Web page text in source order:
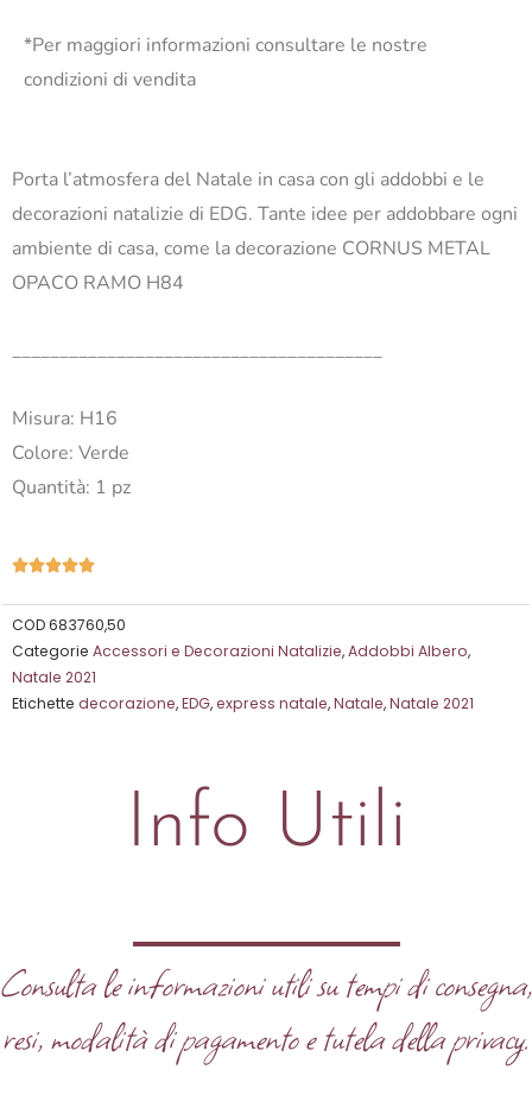
*Per maggiori informazioni consultare le nostre
condizioni di vendita
Porta l’atmosfera del Natale in casa con gli addobbi e le
decorazioni natalizie di EDG. Tante idee per addobbare ogni
ambiente di casa, come la decorazione CORNUS METAL
OPACO RAMO H84
_______________________________________
Misura: H16
Colore: Verde
Quantità: 1 pz
Valutazione
su
5
COD683760,50
Categorie Accessori e Decorazioni Natalizie,Addobbi Albero,
Natale 2021
Etichette decorazione,EDG,express natale,Natale,Natale 2021
Info Utili
Consulta le informazioni utili su tempi di consegna,
resi, modalità di pagamento e tutela della privacy.